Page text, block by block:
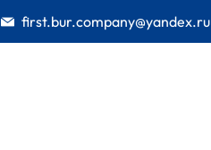
first.bur.company@yandex.ru